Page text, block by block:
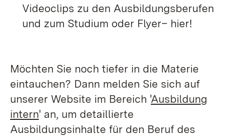
Videoclips zu den Ausbildungsberufen
und zum Studium oder Flyer– hier!
Möchten Sie noch tiefer in die Materie
eintauchen? Dann melden Sie sich auf
unserer Website im Bereich 'Ausbildung
intern' an, um detaillierte
Ausbildungsinhalte für den Beruf des